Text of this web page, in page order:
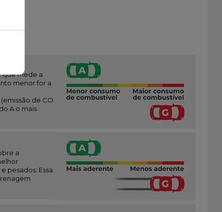
que mede a
menor for a
de CO
A o mais
a
pesados. Essa